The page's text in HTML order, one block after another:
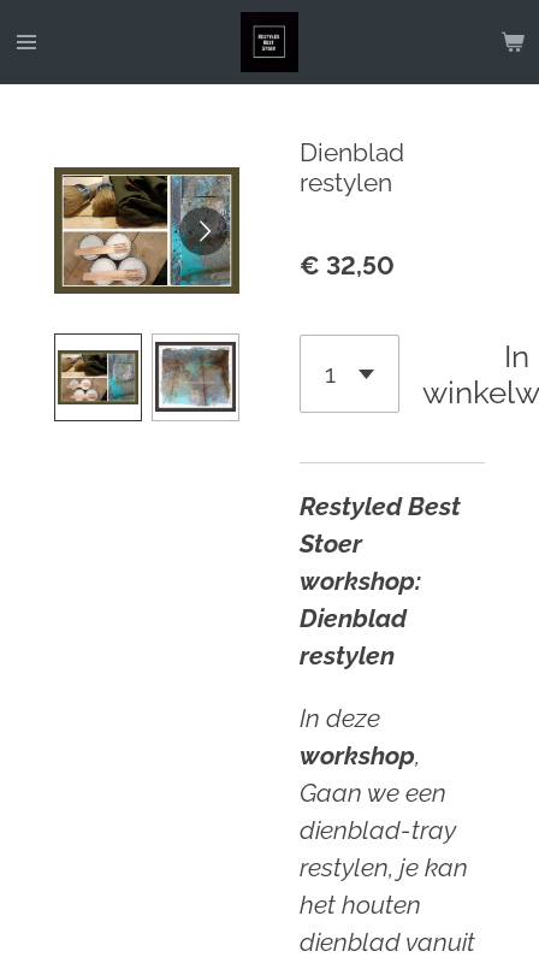
Ga
hoofdinhoud
Dienblad
restylen
€ 32,50
In
Restyled Best
Stoer
workshop:
Dienblad
restylen
In deze
workshop,
Gaan we een
dienblad-tray
restylen, je kan
het houten
dienblad vanuit